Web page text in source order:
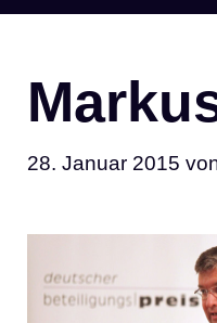
28. Januar 2015